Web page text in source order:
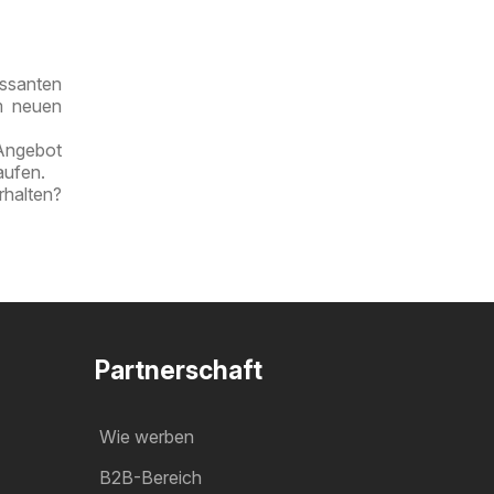
neuen
Partnerschaft
Wie werben
B2B-Bereich